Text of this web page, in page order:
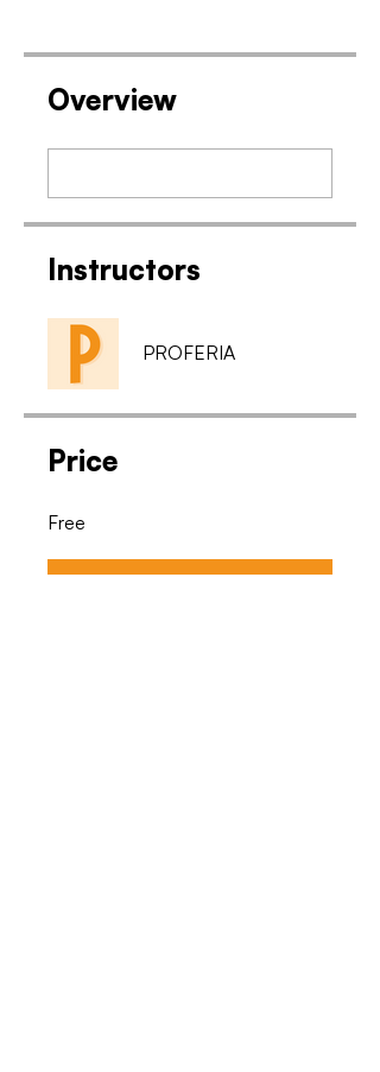
Overview
Instructors
PROFERIA
Price
Free